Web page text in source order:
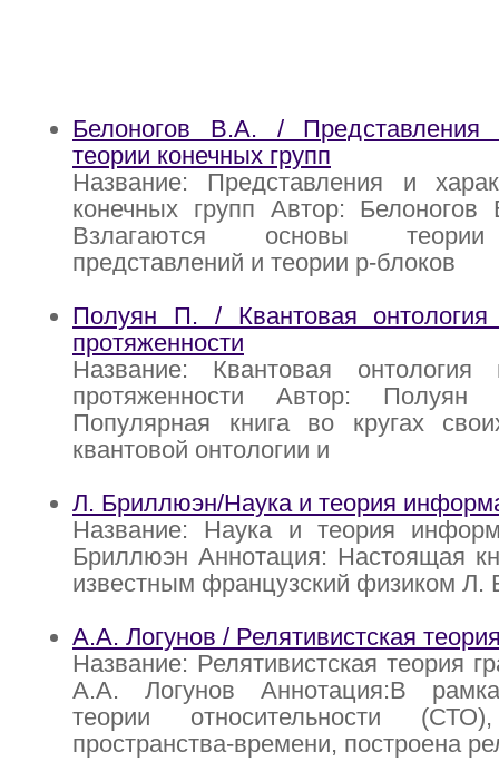
Белоногов В.А. /
теории конечных групп
Название: Представления и
конечных групп Автор:
Bзлагаются основы
представлений и теории p-блоков
Полуян П. / Квантовая онтология
протяженности
Название: Квантовая онтология
протяженности Автор: Полуян
Популярная книга во кругах
квантовой онтологии и
Л. Бриллюэн/Наука и теория
Название: Наука и теория
Бриллюэн Аннотация: Настоящая
известным французский физиком Л.
А.А. Логунов / Релятивистская
Название: Релятивистская теория
А.А. Логунов Аннотация:В
теории относительности
пространства-времени, построена